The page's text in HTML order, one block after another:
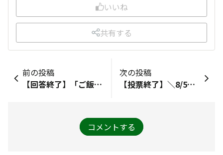
いいね
共有する
前の投稿
【回答終了】「ご飯がススムキムチ」シリーズの開発担当は何人でしょう？
次の投稿
【投票終了】＼8/5は発酵の日／ オリジナルキャラの名前を決めよう！
コメントする